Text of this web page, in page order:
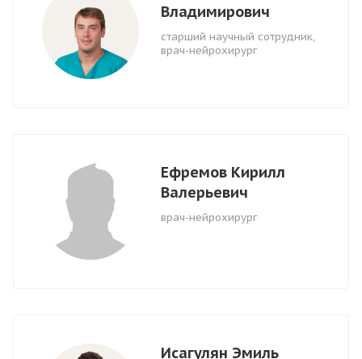
Владимирович
старший научный сотрудник,
врач-нейрохирург
Ефремов Кирилл
Валерьевич
врач-нейрохирург
Исагулян Эмиль